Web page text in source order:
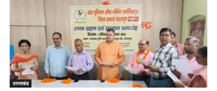
उत्तराखंड